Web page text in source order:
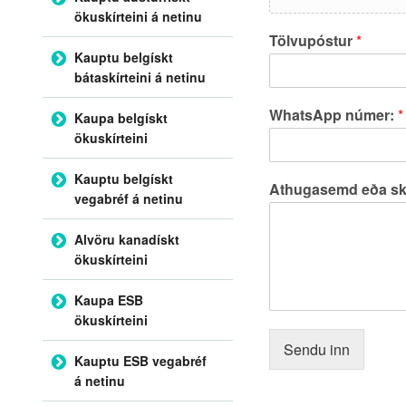
Tölvupóstur*
WhatsApp númer: *
Athugasemd eða
Sendu inn
ökuskírteini á netinu
Kauptu belgískt
bátaskírteini á netinu
Kaupa belgískt
ökuskírteini
Kauptu belgískt
vegabréf á netinu
Alvöru kanadískt
ökuskírteini
Kaupa ESB
ökuskírteini
Kauptu ESB vegabréf
á netinu